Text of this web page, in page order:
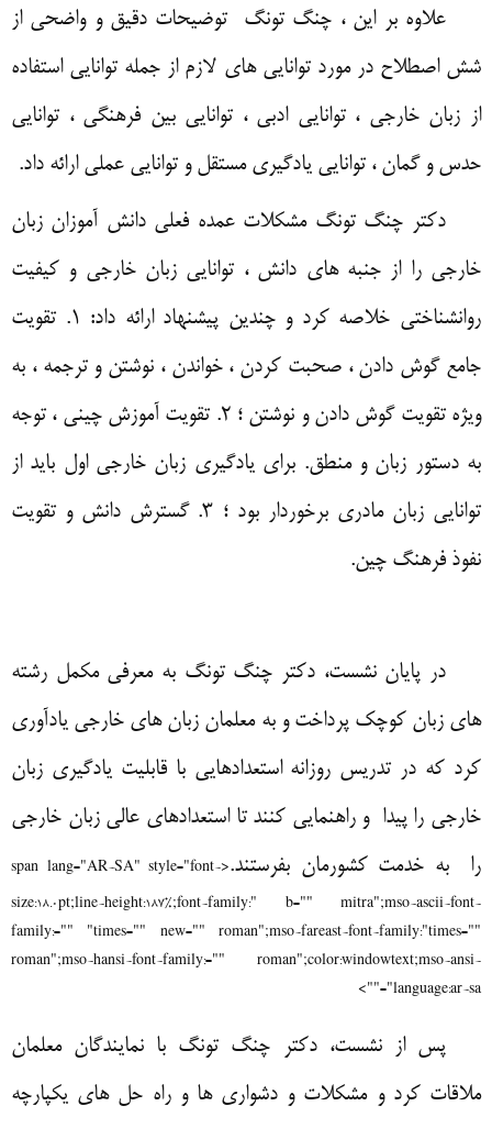
علاوه بر این ، چنگ تونگ
توضیحات دقیق و واضحی از
شش اصطلاح در مورد توانایی های لازم از جمله توانایی استفاده
از زبان خارجی ، توانایی ادبی ، توانایی بین فرهنگی ، توانایی
حدس و گمان ، توانایی یادگیری مستقل و توانایی عملی ارائه داد.
دکتر چنگ تونگ مشکلات عمده فعلی دانش آموزان زبان
خارجی را از جنبه های دانش ، توانایی زبان خارجی و کیفیت
روانشناختی خلاصه کرد و چندین پیشنهاد ارائه داد: 1.
تقویت
جامع گوش دادن ، صحبت کردن ، خواندن ، نوشتن و ترجمه ، به
ویژه تقویت گوش دادن و نوشتن ؛ 2. تقویت آموزش چینی ، توجه
به دستور زبان و منطق. برای یادگیری زبان خارجی اول باید از
توانایی زبان مادری برخوردار بود ؛ 3. گسترش دانش و تقویت
نفوذ فرهنگ چین.
در پایان نشست، دکتر چنگ تونگ به معرفی مکمل رشته
هایزبان کوچک پرداخت و به معلمان زبان های خارجی یادآوری
کرد که در تدریس روزانه استعدادهایی با قابلیت یادگیری زبان
خارجی را پیدا و راهنمایی کنند تا استعدادهای عالی زبان خارجی
را
به خدمت کشورمان بفرستند.
<span lang="AR-SA" style="font-
size:18.0pt;line-height:187%;font-family:" b="" mitra";mso-ascii-font-
family:="" "times="" new="" roman";mso-fareast-font-family:"times=""
roman";mso-hansi-font-family:="" roman";color:windowtext;mso-ansi-
language:ar-sa"="">
پس از نشست، دکتر چنگ تونگ با نمایندگان معلمان
ملاقات کرد و مشکلات و دشواری ها و راه حل های یکپارچه